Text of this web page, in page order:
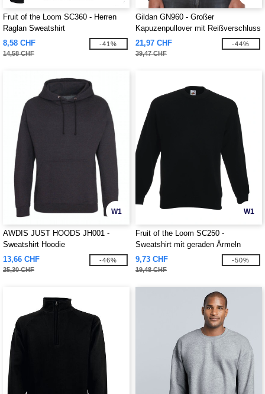
Fruit of the Loom SC360 - Herren
Raglan Sweatshirt
8,58 CHF
14,58 CHF
-41%
Gildan GN960 - Großer
Kapuzenpullover mit Reißverschluss
21,97 CHF
39,47 CHF
-44%
W1
AWDIS JUST HOODS JH001 -
Sweatshirt Hoodie
13,66 CHF
25,30 CHF
-46%
W1
Fruit of the Loom SC250 -
Sweatshirt mit geraden Ärmeln
9,73 CHF
19,48 CHF
-50%